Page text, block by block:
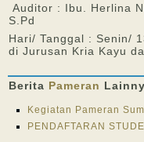
Auditor : Ibu. Herlina
S.Pd
Hari/ Tanggal : Senin/
di Jurusan Kria Kayu
Berita Pameran
Kegiatan Pameran
PENDAFTARAN